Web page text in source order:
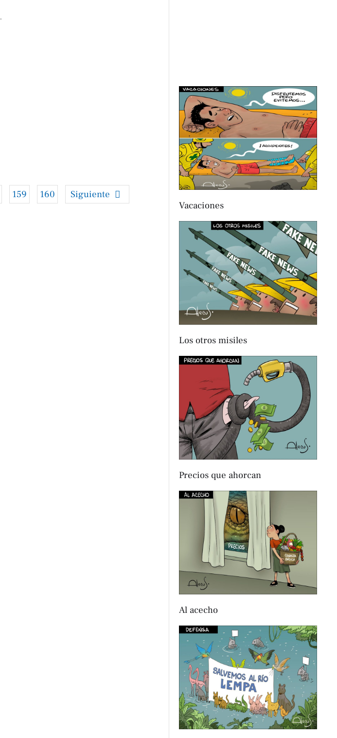
159 160
Siguiente
Vacaciones
Los otros misiles
Precios que ahorcan
Al acecho